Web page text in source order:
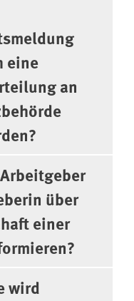
eine
an
über
einer
wird